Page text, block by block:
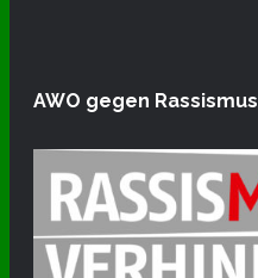
AWO gegen Rassismus